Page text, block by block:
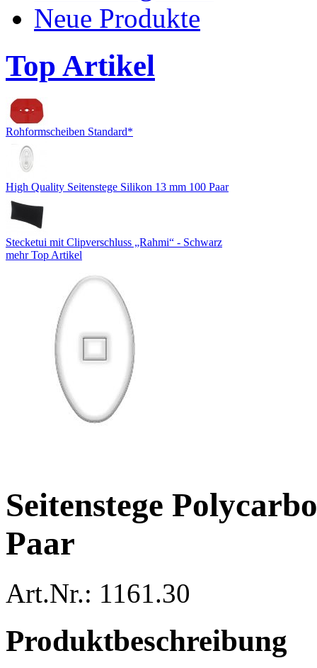
Neue Produkte
Top Artikel
Rohformscheiben Standard*
High Quality Seitenstege Silikon 13 mm 100 Paar
Stecketui mit Clipverschluss „Rahmi“ - Schwarz
mehr Top Artikel
Seitenstege
Paar
Art.Nr.: 1161.30
Produktbeschreibung